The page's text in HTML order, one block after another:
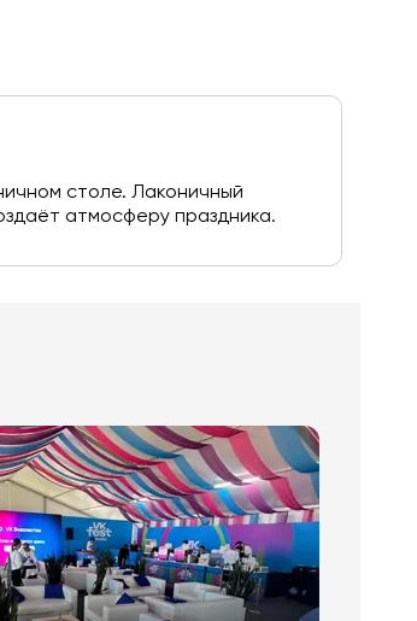
столе. Лаконичный
атмосферу праздника.